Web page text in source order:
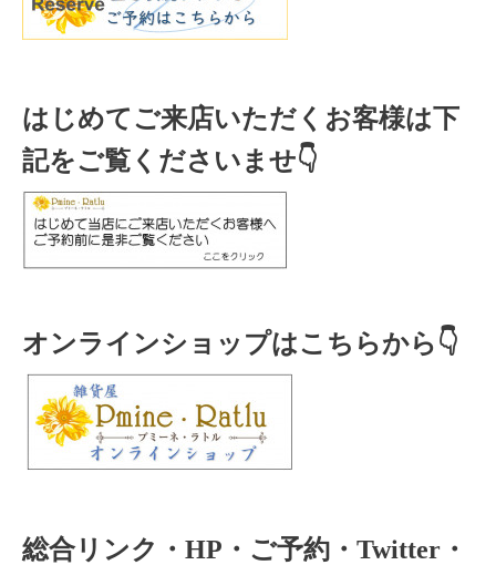
はじめてご来店いただくお客様は下
記をご覧くださいませ👇
オンラインショップはこちらから👇
総合リンク・HP・ご予約・Twitter・